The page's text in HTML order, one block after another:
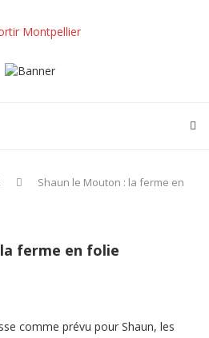
Shaun le Mouton : la ferme en
ferme en folie
comme prévu pour Shaun, les